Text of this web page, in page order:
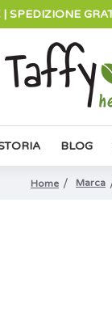
SPEDIZIONE
BLOG
Home Marca